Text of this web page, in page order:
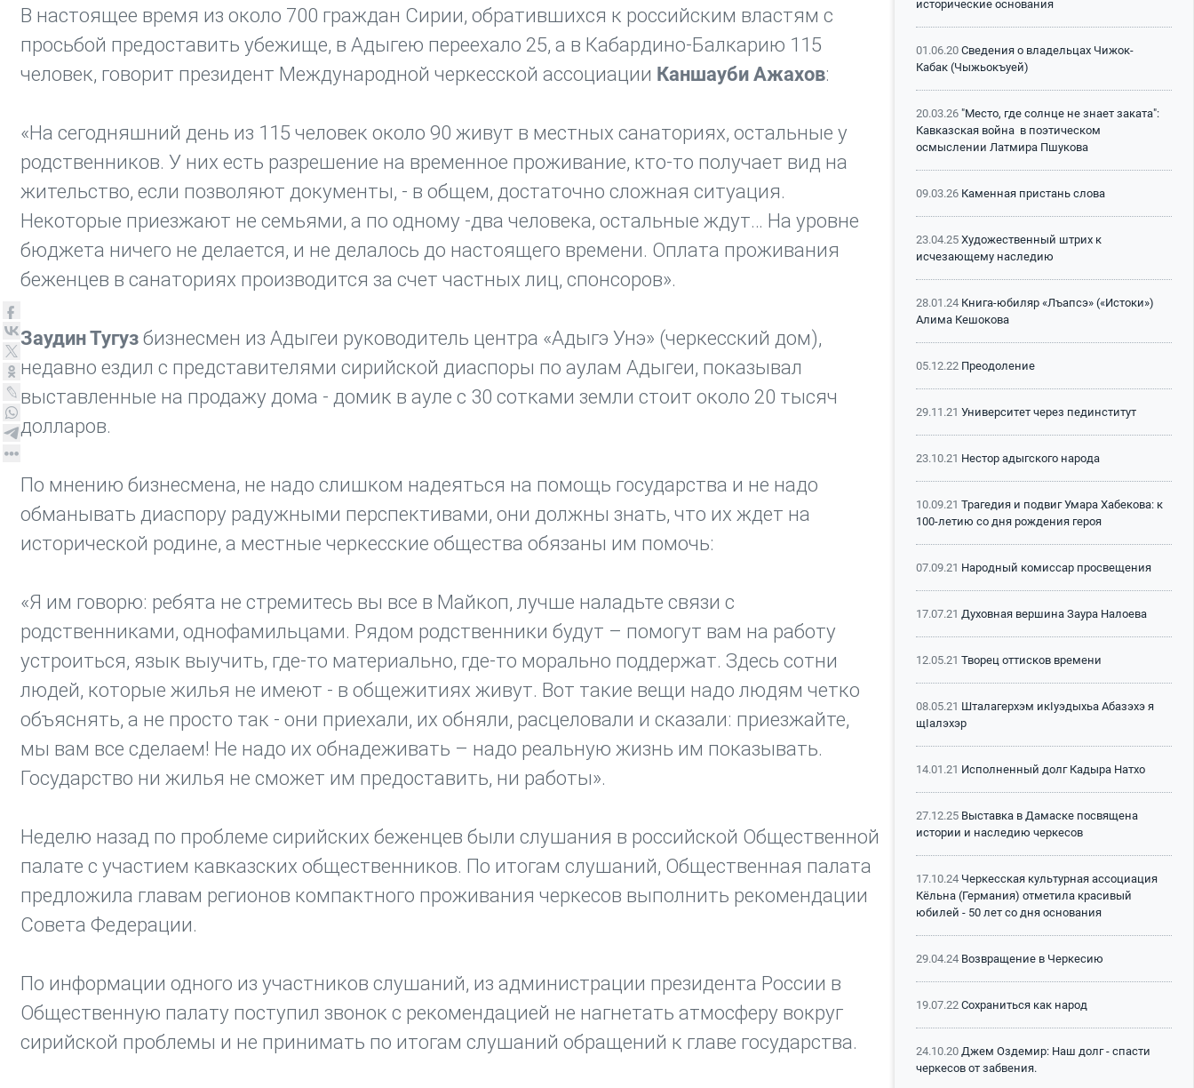
В настоящее время из около 700 граждан Сирии, обратившихся к российским властям с
просьбой предоставить убежище, в Адыгею переехало 25, а в Кабардино-Балкарию 115
человек, говорит президент Международной черкесской ассоциации Каншауби Ажахов:
«На сегодняшний день из 115 человек около 90 живут в местных санаториях, остальные у
родственников. У них есть разрешение на временное проживание, кто-то получает вид на
жительство, если позволяют документы, - в общем, достаточно сложная ситуация.
Некоторые приезжают не семьями, а по одному -два человека, остальные ждут… На уровне
бюджета ничего не делается, и не делалось до настоящего времени. Оплата проживания
беженцев в санаториях производится за счет частных лиц, спонсоров».
Заудин Тугузбизнесмен из Адыгеи руководитель центра «Адыгэ Унэ» (черкесский дом),
недавно ездил с представителями сирийской диаспоры по аулам Адыгеи, показывал
выставленные на продажу дома - домик в ауле с 30 сотками земли стоит около 20 тысяч
долларов.
По мнению бизнесмена, не надо слишком надеяться на помощь государства и не надо
обманывать диаспору радужными перспективами, они должны знать, что их ждет на
исторической родине, а местные черкесские общества обязаны им помочь:
«Я им говорю: ребята не стремитесь вы все в Майкоп, лучше наладьте связи с
родственниками, однофамильцами. Рядом родственники будут – помогут вам на работу
устроиться, язык выучить, где-то материально, где-то морально поддержат. Здесь сотни
людей, которые жилья не имеют - в общежитиях живут. Вот такие вещи надо людям четко
объяснять, а не просто так - они приехали, их обняли, расцеловали и сказали: приезжайте,
мы вам все сделаем! Не надо их обнадеживать – надо реальную жизнь им показывать.
Государство ни жилья не сможет им предоставить, ни работы».
Неделю назад по проблеме сирийских беженцев были слушания в российской Общественной
палате с участием кавказских общественников. По итогам слушаний, Общественная палата
предложила главам регионов компактного проживания черкесов выполнить рекомендации
Совета Федерации.
По информации одного из участников слушаний, из администрации президента России в
Общественную палату поступил звонок с рекомендацией не нагнетать атмосферу вокруг
сирийской проблемы и не принимать по итогам слушаний обращений к главе государства.
исторические основания
01.06.20 Сведения о владельцах Чижок-
Кабак (Чыжьокъуей)
20.03.26 "Место, где солнце не знает заката":
Кавказская война в поэтическом
осмыслении Латмира Пшукова
09.03.26 Каменная пристань слова
23.04.25 Художественный штрих к
исчезающему наследию
28.01.24 Книга-юбиляр «Лъапсэ» («Истоки»)
Алима Кешокова
05.12.22 Преодоление
29.11.21 Университет через пединститут
23.10.21 Нестор адыгского народа
10.09.21 Трагедия и подвиг Умара Хабекова: к
100-летию со дня рождения героя
07.09.21 Народный комиссар просвещения
17.07.21 Духовная вершина Заура Налоева
12.05.21 Творец оттисков времени
08.05.21 Шталагерхэм икIуэдыхьа Абазэхэ я
щIалэхэр
14.01.21 Исполненный долг Кадыра Натхо
27.12.25 Выставка в Дамаске посвящена
истории и наследию черкесов
17.10.24 Черкесская культурная ассоциация
Кёльна (Германия) отметила красивый
юбилей - 50 лет со дня основания
29.04.24 Возвращение в Черкесию
19.07.22 Сохраниться как народ
24.10.20 Джем Оздемир: Наш долг - спасти
черкесов от забвения.